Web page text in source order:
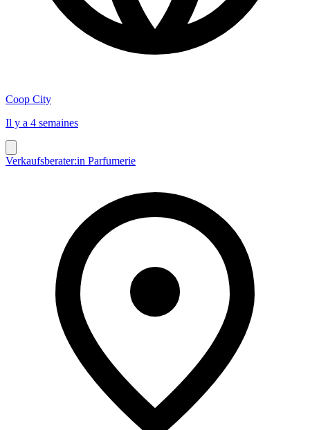
Coop City
Il y a 4 semaines
Verkaufsberater:in Parfumerie